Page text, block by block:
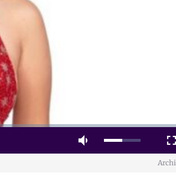
Mute